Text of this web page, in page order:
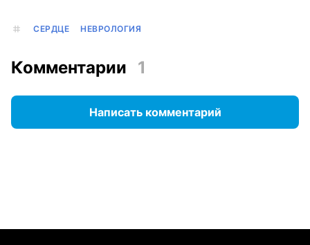
СЕРДЦЕ НЕВРОЛОГИЯ
Комментарии 1
Написать комментарий